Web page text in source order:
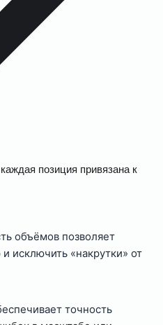
позиция привязана к
объёмов позволяет
исключить «накрутки» от
точность